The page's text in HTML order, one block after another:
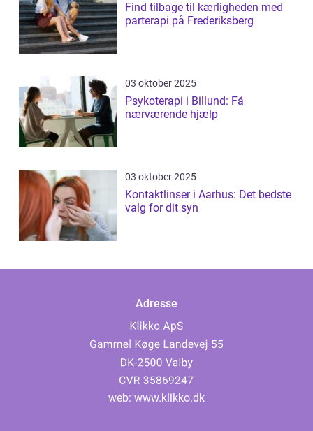
Find tilbage til kærligheden med
parterapi på Frederiksberg
03 oktober 2025
Psykoterapi i Billund: Få
nærværende hjælp
03 oktober 2025
Kontaktlinser i Aarhus: Det bedste
valg for dit syn
Adresse
web: www.klikko.dk